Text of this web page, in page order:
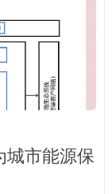
城市能源保